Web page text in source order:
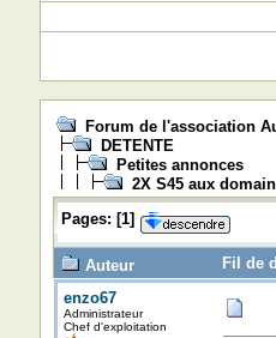
Forum de l'association
DETENTE
Petites annonces
2X S45 aux
Pages: [1]
Auteur
Fil de
enzo67
Administrateur
Chef d'exploitation